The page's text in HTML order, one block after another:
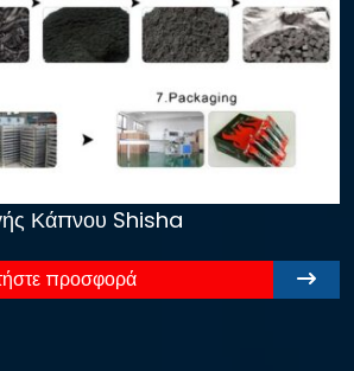
Κάπνου Shisha
προσφορά